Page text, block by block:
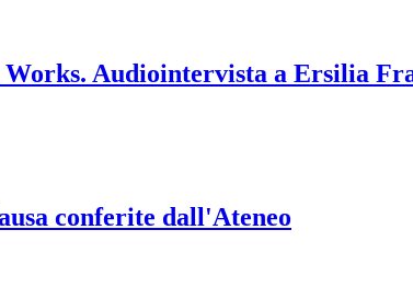
Audiointervista a Ersilia
conferite dall'Ateneo